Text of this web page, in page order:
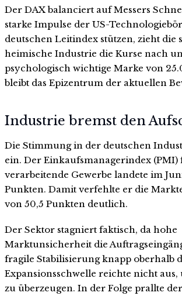
Der DAX balanciert auf Messers
starke Impulse der US-
deutschen Leitindex stützen, zieht die
heimische Industrie die Kurse nach
psychologisch wichtige Marke von
bleibt das Epizentrum der aktuellen
Industrie bremst den
Die Stimmung in der deutschen
ein. Der Einkaufsmanagerindex (PMI)
verarbeitende Gewerbe landete im
Punkten. Damit verfehlte er die
von 50,5 Punkten deutlich.
Der Sektor stagniert faktisch, da hohe
Marktunsicherheit die
fragile Stabilisierung knapp oberhalb
Expansionsschwelle reichte nicht aus,
zu überzeugen. In der Folge prallte